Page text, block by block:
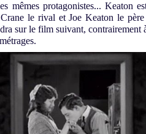
mêmes protagonistes... Keaton
le rival et Joe Keaton le
sur le film suivant, contrairement